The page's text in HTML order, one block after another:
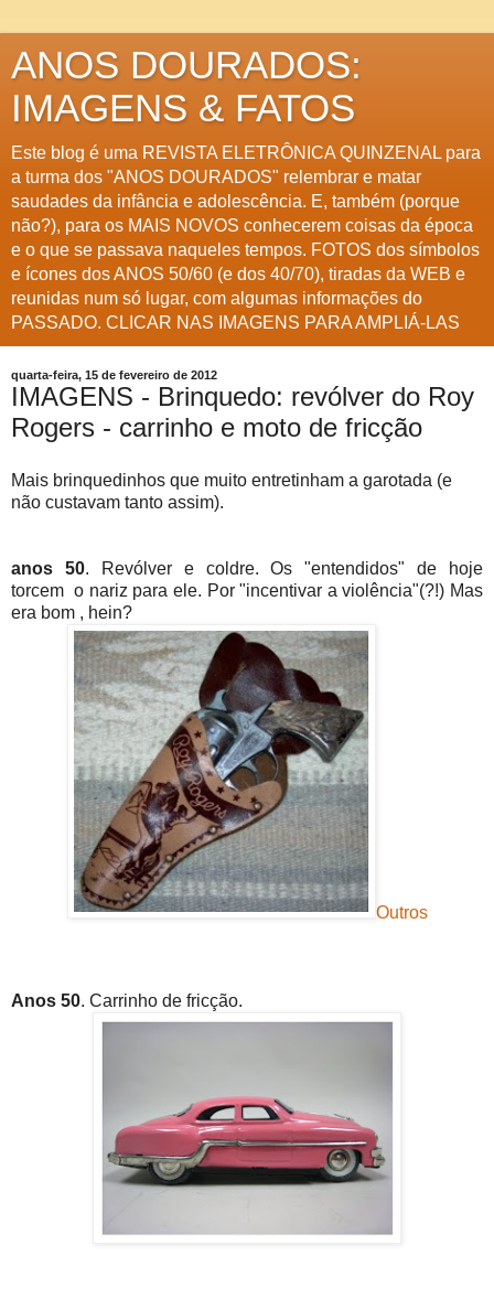
ANOS DOURADOS:
IMAGENS & FATOS
Este blog é uma REVISTA ELETRÔNICA QUINZENAL para
a turma dos "ANOS DOURADOS" relembrar e matar
saudades da infância e adolescência. E, também (porque
não?), para os MAIS NOVOS conhecerem coisas da época
e o que se passava naqueles tempos. FOTOS dos símbolos
e ícones dos ANOS 50/60 (e dos 40/70), tiradas da WEB e
reunidas num só lugar, com algumas informações do
PASSADO. CLICAR NAS IMAGENS PARA AMPLIÁ-LAS
quarta-feira, 15 de fevereiro de 2012
IMAGENS - Brinquedo: revólver do Roy
Rogers - carrinho e moto de fricção
Mais brinquedinhos que muito entretinham a garotada (e
não custavam tanto assim).
anos 50. Revólver e coldre. Os "entendidos" de hoje
torcem o nariz para ele. Por "incentivar a violência"(?!) Mas
era bom , hein?
Outros
Anos 50. Carrinho de fricção.